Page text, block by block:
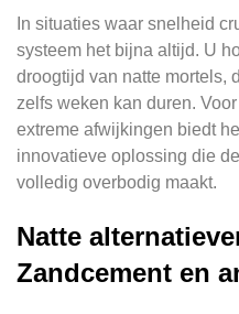
In situaties waar snelheid
systeem het bijna altijd. U
droogtijd van natte mortels,
zelfs weken kan duren.
extreme afwijkingen biedt
innovatieve oplossing die
volledig overbodig maakt.
Natte
Zandcement en